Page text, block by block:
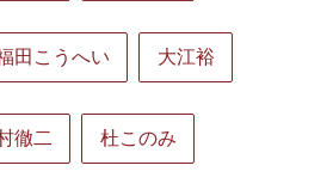
田こうへい 大江裕
徹二 杜このみ